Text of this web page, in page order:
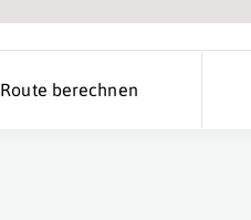
Route berechnen